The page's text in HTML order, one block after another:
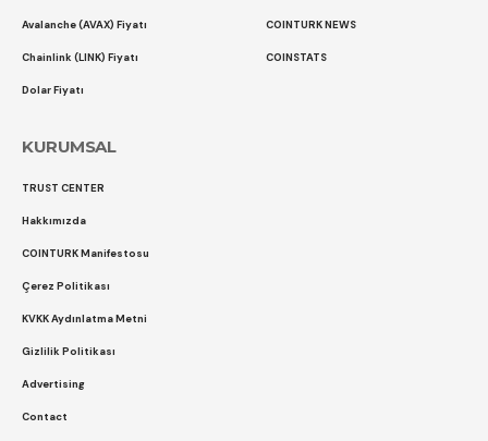
Avalanche (AVAX) Fiyatı
Chainlink (LINK) Fiyatı
Dolar Fiyatı
COINTURK NEWS
COINSTATS
KURUMSAL
TRUST CENTER
Hakkımızda
COINTURK Manifestosu
Çerez Politikası
KVKK Aydınlatma Metni
Gizlilik Politikası
Advertising
Contact